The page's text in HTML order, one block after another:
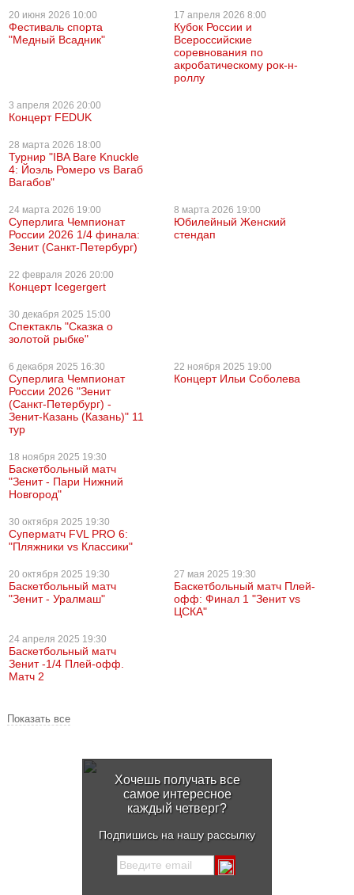
20 июня 2026 10:00
Фестиваль спорта
"Медный Всадник"
17 апреля 2026 8:00
Кубок России и
Всероссийские
соревнования по
акробатическому рок-н-
роллу
3 апреля 2026 20:00
Концерт FEDUK
28 марта 2026 18:00
Турнир "IBA Bare Knuckle
4: Йоэль Ромеро vs Вагаб
Вагабов"
24 марта 2026 19:00
Суперлига Чемпионат
России 2026 1/4 финала:
Зенит (Санкт-Петербург)
8 марта 2026 19:00
Юбилейный Женский
стендап
22 февраля 2026 20:00
Концерт Icegergert
30 декабря 2025 15:00
Спектакль "Сказка о
золотой рыбке"
6 декабря 2025 16:30
Суперлига Чемпионат
России 2026 "Зенит
(Санкт-Петербург) -
Зенит-Казань (Казань)" 11
тур
22 ноября 2025 19:00
Концерт Ильи Соболева
18 ноября 2025 19:30
Баскетбольный матч
"Зенит - Пари Нижний
Новгород"
30 октября 2025 19:30
Суперматч FVL PRO 6:
"Пляжники vs Классики"
20 октября 2025 19:30
Баскетбольный матч
"Зенит - Уралмаш"
27 мая 2025 19:30
Баскетбольный матч Плей-
офф: Финал 1 "Зенит vs
ЦСКА"
24 апреля 2025 19:30
Баскетбольный матч
Зенит -1/4 Плей-офф.
Матч 2
Показать все
Хочешь получать все
самое интересное
каждый четверг?
Подпишись на нашу рассылку